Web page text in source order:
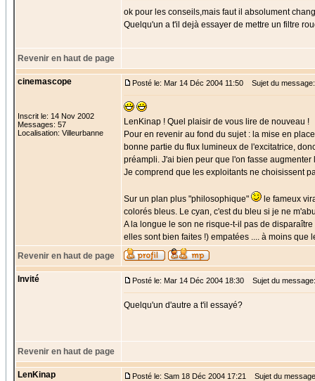
ok pour les conseils,mais faut il absolument
Quelqu'un a t'il dejà essayer de mettre un filtre
Revenir en haut de page
cinemascope
Inscrit le: 14 Nov 2002
Messages: 57
Localisation: Villeurbanne
Posté le: Mar 14 Déc 2004 11:50 Sujet du message:
LenKinap ! Quel plaisir de vous lire de nouveau !
Pour en revenir au fond du sujet : la mise en
bonne partie du flux lumineux de l'excitatrice,
préampli. J'ai bien peur que l'on fasse augmenter
Je comprend que les exploitants ne choisissent
Sur un plan plus "philosophique"
le fameux
colorés bleus. Le cyan, c'est du bleu si je ne
A la longue le son ne risque-t-il pas de
elles sont bien faites !) empatées .... à moins
Revenir en haut de page
Invité Posté le: Mar 14 Déc 2004 18:30 Sujet du message:
Quelqu'un d'autre a t'il essayé?
Revenir en haut de page
LenKinap Posté le: Sam 18 Déc 2004 17:21 Sujet du